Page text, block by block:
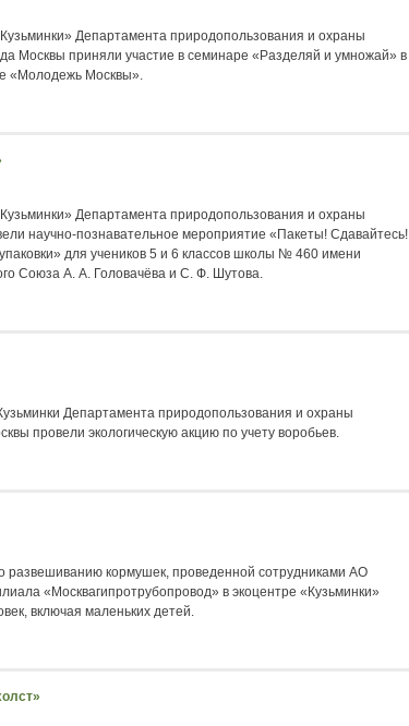
Департамента природопользования и охраны
Москвы приняли участие в семинаре «Разделяй и умножай» в
«Молодежь Москвы».
Департамента природопользования и охраны
научно‑познавательное мероприятие «Пакеты! Сдавайтесь!
для учеников 5 и 6 классов школы № 460 имени
Союза А. А. Головачёва и С. Ф. Шутова.
Департамента природопользования и охраны
провели экологическую акцию по учету воробьев.
развешиванию кормушек, проведенной сотрудниками АО
«Москвагипротрубопровод» в экоцентре «Кузьминки»
включая маленьких детей.